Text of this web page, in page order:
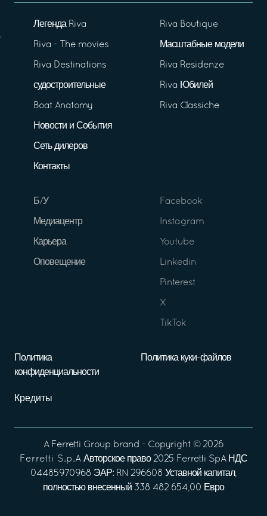
Легенда Riva
Riva - The movies
Riva Destinations
судостроительные
Boat Anatomy
Новости и События
Сеть дилеров
Контакты
Riva Boutique
Масштабные модели
Riva Residenze
Riva Юбилей
Riva Classiche
Б/У
Медиацентр
Карьера
Оповещение
Facebook
Instagram
Youtube
Linkedin
Pinterest
X
TikTok
Политика
конфиденциальности
Политика куки-файлов
Кредиты
A Ferretti Group brand - Copyright © 2026
Ferretti S.p.A Авторское право 2025 Ferretti SpA НДС
04485970968 ЭАР: RN 296608 Уставной капитал,
полностью внесенный 338 482 654,00 Евро